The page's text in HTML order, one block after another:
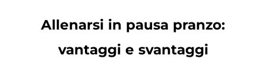
Allenarsi in pausa pranzo:
vantaggi e svantaggi